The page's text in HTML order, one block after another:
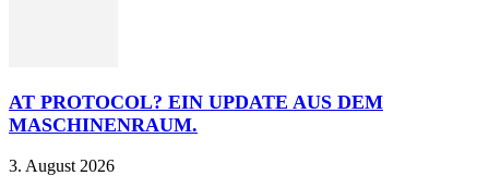
AT PROTOCOL? EIN UPDATE AUS DEM
MASCHINENRAUM.
3. August 2026